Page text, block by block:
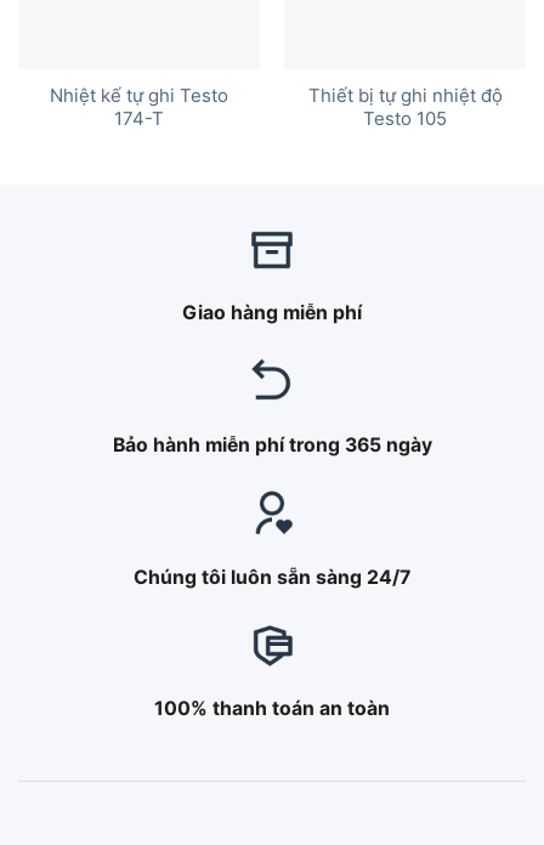
Nhiệt kế tự ghi Testo
174-T
Thiết bị tự ghi nhiệt độ
Testo 105
Giao hàng miễn phí
Bảo hành miễn phí trong 365 ngày
Chúng tôi luôn sẵn sàng 24/7
100% thanh toán an toàn